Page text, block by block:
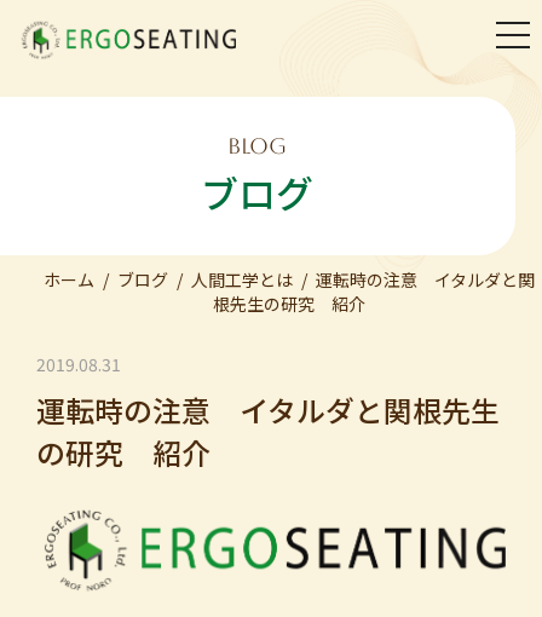
BLOG
ブログ
ホーム ブログ 人間工学とは
運転時の注意 イタルダと関
根先生の研究 紹介
2019.08.31
運転時の注意 イタルダと関根先生
の研究 紹介